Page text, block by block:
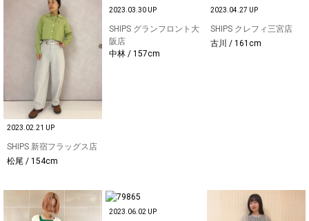
2023.02.21 UP
SHIPS 新宿フラッグス店
松尾 / 154cm
2023.03.30 UP
SHIPS グランフロント大
阪店
中林 / 157cm
2023.04.27 UP
SHIPS クレフィ三宮店
古川 / 161cm
2023.06.02 UP